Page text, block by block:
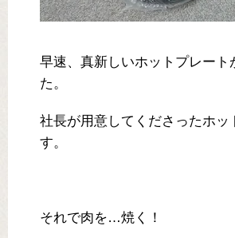
早速、真新しいホットプレート
た。
社長が用意してくださったホッ
す。
それで肉を…焼く！